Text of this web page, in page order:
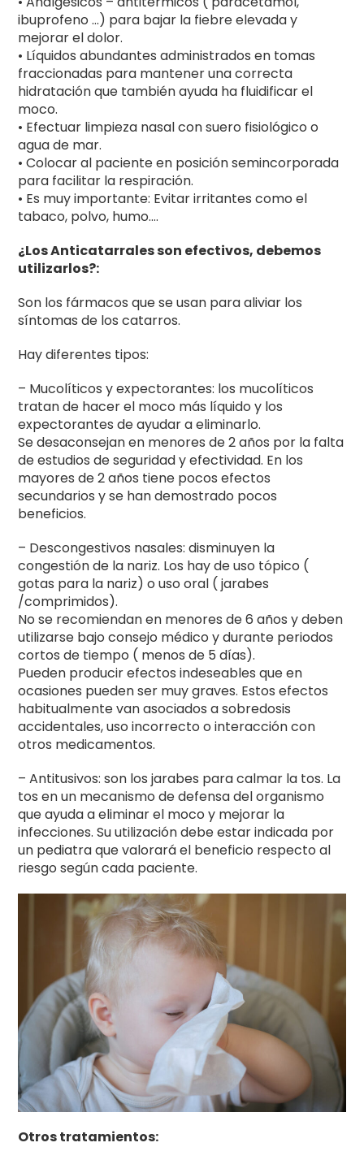
ibuprofeno …) para bajar la fiebre elevada y
mejorar el dolor.
• Líquidos abundantes administrados en tomas
fraccionadas para mantener una correcta
hidratación que también ayuda ha fluidificar el
moco.
• Efectuar limpieza nasal con suero fisiológico o
agua de mar.
• Colocar al paciente en posición semincorporada
para facilitar la respiración.
• Es muy importante: Evitar irritantes como el
tabaco, polvo, humo….
¿Los Anticatarrales son efectivos, debemos
utilizarlos?:
Son los fármacos que se usan para aliviar los
síntomas de los catarros.
Hay diferentes tipos:
– Mucolíticos y expectorantes: los mucolíticos
tratan de hacer el moco más líquido y los
expectorantes de ayudar a eliminarlo.
Se desaconsejan en menores de 2 años por la falta
de estudios de seguridad y efectividad. En los
mayores de 2 años tiene pocos efectos
secundarios y se han demostrado pocos
beneficios.
– Descongestivos nasales: disminuyen la
congestión de la nariz. Los hay de uso tópico (
gotas para la nariz) o uso oral ( jarabes
/comprimidos).
No se recomiendan en menores de 6 años y deben
utilizarse bajo consejo médico y durante periodos
cortos de tiempo ( menos de 5 días).
Pueden producir efectos indeseables que en
ocasiones pueden ser muy graves. Estos efectos
habitualmente van asociados a sobredosis
accidentales, uso incorrecto o interacción con
otros medicamentos.
– Antitusivos: son los jarabes para calmar la tos. La
tos en un mecanismo de defensa del organismo
que ayuda a eliminar el moco y mejorar la
infecciones. Su utilización debe estar indicada por
un pediatra que valorará el beneficio respecto al
riesgo según cada paciente.
Otros tratamientos: